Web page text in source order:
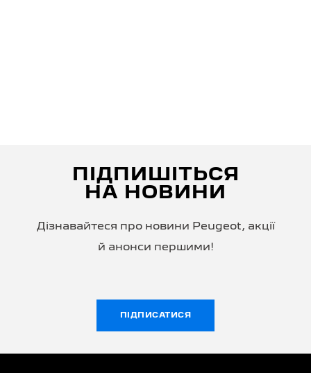
ПІДПИШІТЬСЯ
НА НОВИНИ
Дізнавайтеся про новини Peugeot, акції
й анонси першими!
ПІДПИСАТИСЯ